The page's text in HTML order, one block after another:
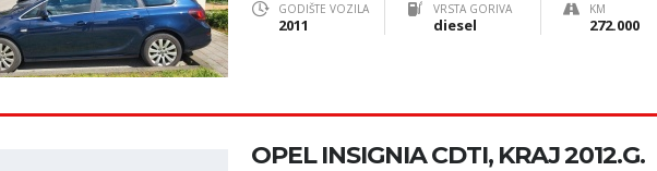
GODIŠTE VOZILA
2011
VRSTA GORIVA
diesel
KM
272.000
OPEL INSIGNIA CDTI, KRAJ 2012.G.